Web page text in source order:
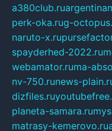
a380club.ru
perk-oka.rug-
naruto-x.ru
spayderhed-2022.ru
webamator.ruma-
nv-750.runews-
dizfiles.ru
planeta-samara.ru
matrasy-kemerovo.ru